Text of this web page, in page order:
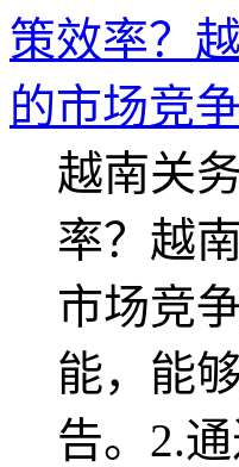
策效率？
的市场竞争
越南关
率？越
市场竞
能，能
告。2.